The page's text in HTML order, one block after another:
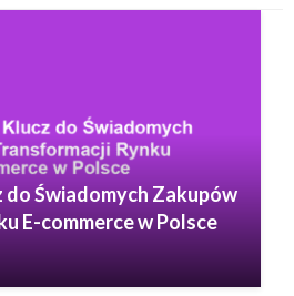
do Świadomych Zakupów
E-commerce w Polsce